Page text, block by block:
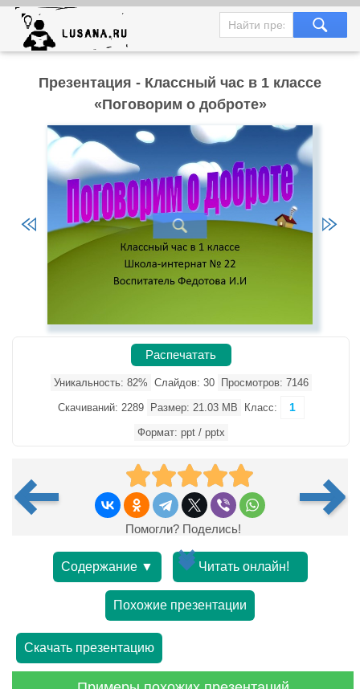
Презентация - Классный час в 1 классе
«Поговорим о доброте»
Распечатать
Уникальность: 82% Слайдов: 30 Просмотров: 7146
Скачиваний: 2289 Размер: 21.03 MB Класс: 1
Формат: ppt / pptx
Помогли? Поделись!
Содержание ▼ Читать онлайн!
Похожие презентации
Скачать презентацию